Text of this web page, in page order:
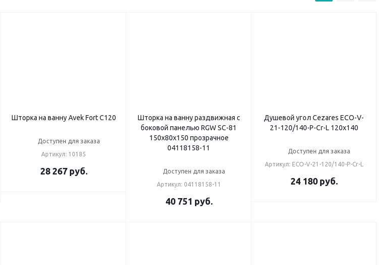
Шторка на ванну Avek Fort C120
Доступен для заказа
Артикул: 10185
28 267руб.
Шторка на ванну раздвижная с
боковой панелью RGW SC-81
150х80х150 прозрачное
04118158-11
Доступен для заказа
Артикул: 04118158-11
40 751 руб.
Душевой угол Cezares ECO-V-
21-120/140-P-Cr-L 120x140
Доступен для заказа
Артикул: ECO-V-21-120/140-P-Cr-L
24 180руб.